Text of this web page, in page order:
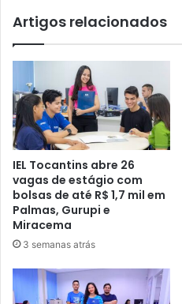
Artigos relacionados
IEL Tocantins abre 26
vagas de estágio com
bolsas de até R$ 1,7 mil em
Palmas, Gurupi e
Miracema
3 semanas atrás